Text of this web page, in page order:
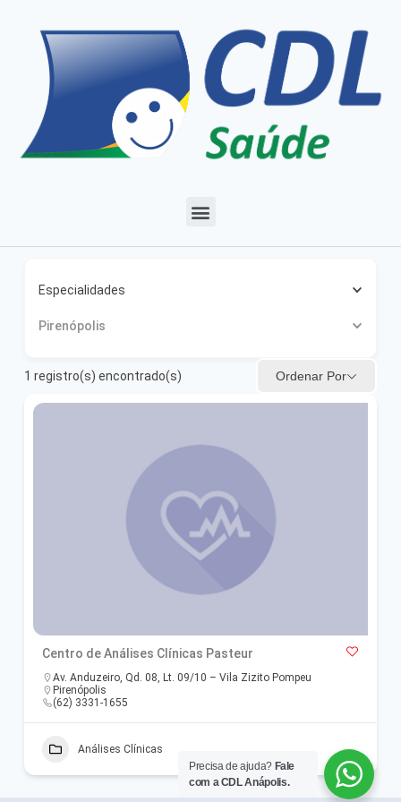
Especialidades
Pirenópolis
1 registro(s) encontrado(s) Ordenar Por
Centro de Análises Clínicas Pasteur
Av. Anduzeiro, Qd. 08, Lt. 09/10 – Vila Zizito Pompeu
Pirenópolis
(62) 3331-1655
Análises Clínicas
Precisa de ajuda? Fale
com a CDL Anápolis.